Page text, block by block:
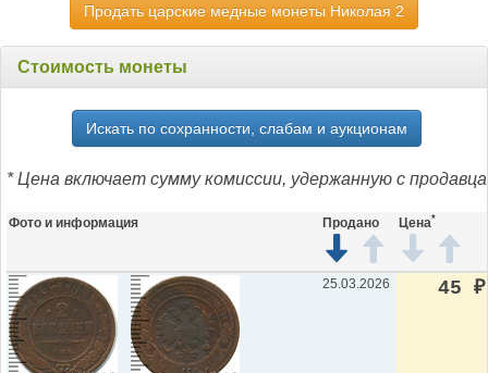
Продать царские медные монеты Николая 2
Стоимость монеты
Искать по сохранности, слабам и аукционам
* Цена включает сумму комиссии, удержанную с продавца
Фото и информация Продано Цена*
25.03.2026 45 ₽